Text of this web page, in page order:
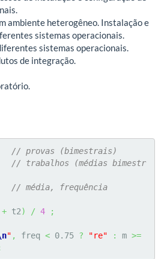
ambiente heterogêneo. Instalação e
sistemas operacionais.
sistemas operacionais.
de integração.
// provas (bimestrais)
// trabalhos (médias bimestr
// média, frequência
+ t2) / 4 ;
" , freq < 0.75 ? "re" : m >=